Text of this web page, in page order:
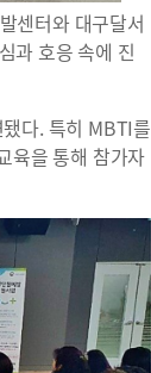
센터와 대구달서
과 호응 속에 진
다. 특히 MBTI를
육을 통해 참가자